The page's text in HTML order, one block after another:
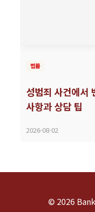
법률
성범죄 사건에서
사항과 상담 팁
2026-08-02
© 2026